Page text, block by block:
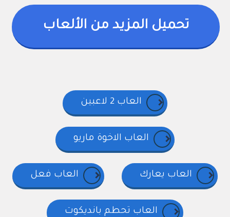
تحميل المزيد من الألعاب
العاب 2 لاعبين
العاب الاخوة ماريو
العاب يعارك العاب فعل
العاب تحطم بانديكوت